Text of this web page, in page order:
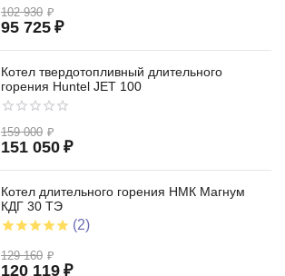
102 930 ₽
95 725 ₽
Котел твердотопливный длительного
горения Huntel JET 100
159 000 ₽
151 050 ₽
Котел длительного горения НМК Магнум
КДГ 30 ТЭ
(2)
129 160 ₽
120 119 ₽